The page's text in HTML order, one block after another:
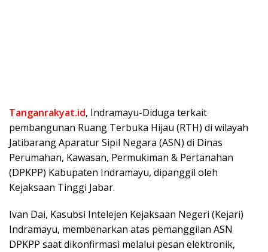
Tanganrakyat.id, Indramayu-Diduga terkait
pembangunan Ruang Terbuka Hijau (RTH) di wilayah
Jatibarang Aparatur Sipil Negara (ASN) di Dinas
Perumahan, Kawasan, Permukiman & Pertanahan
(DPKPP) Kabupaten Indramayu, dipanggil oleh
Kejaksaan Tinggi Jabar.
Ivan Dai, Kasubsi Intelejen Kejaksaan Negeri (Kejari)
Indramayu, membenarkan atas pemanggilan ASN
DPKPP saat dikonfirmasi melalui pesan elektronik,